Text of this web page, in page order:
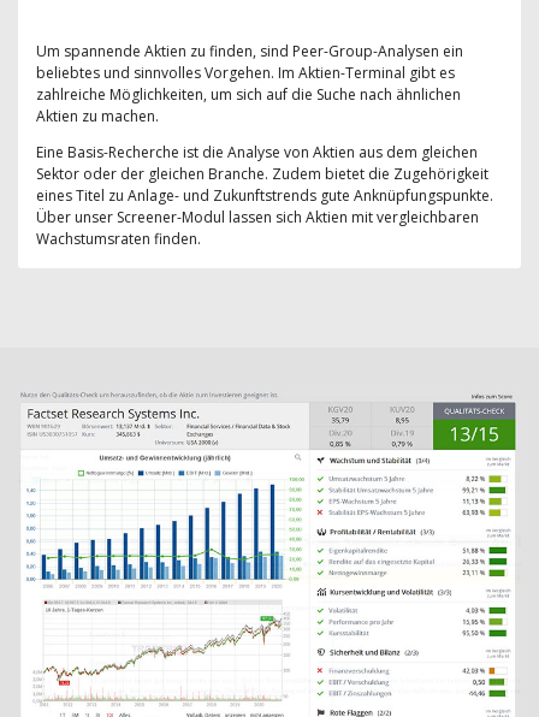
Um spannende Aktien zu finden, sind Peer-Group-Analysen ein
beliebtes und sinnvolles Vorgehen. Im Aktien-Terminal gibt es
zahlreiche Möglichkeiten, um sich auf die Suche nach ähnlichen
Aktien zu machen.
Eine Basis-Recherche ist die Analyse von Aktien aus dem gleichen
Sektor oder der gleichen Branche. Zudem bietet die Zugehörigkeit
eines Titel zu Anlage- und Zukunftstrends gute Anknüpfungspunkte.
Über unser Screener-Modul lassen sich Aktien mit vergleichbaren
Wachstumsraten finden.